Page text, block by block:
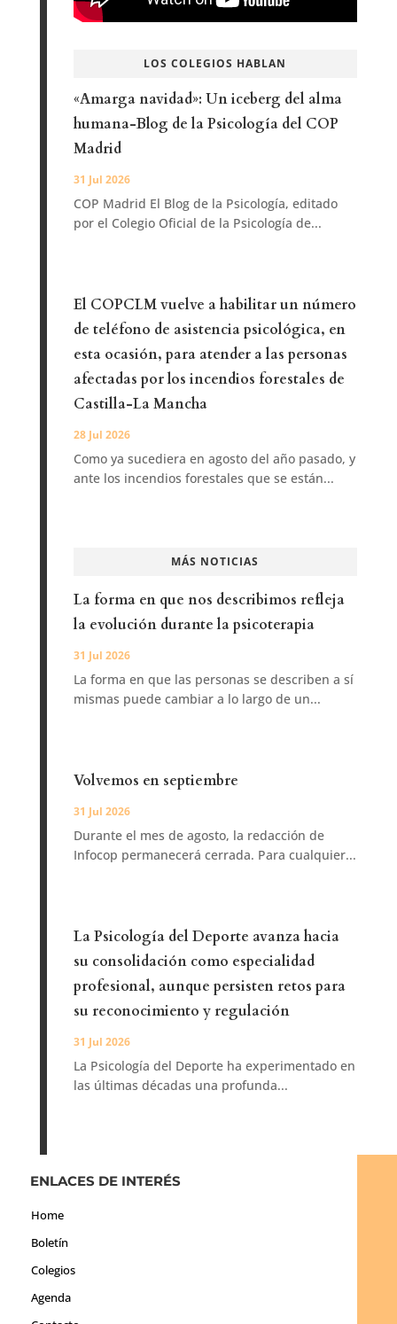
LOS COLEGIOS HABLAN
«Amarga navidad»: Un iceberg del alma
humana-Blog de la Psicología del COP
Madrid
31 Jul 2026
COP Madrid El Blog de la Psicología, editado
por el Colegio Oficial de la Psicología de...
El COPCLM vuelve a habilitar un número
de teléfono de asistencia psicológica, en
esta ocasión, para atender a las personas
afectadas por los incendios forestales de
Castilla-La Mancha
28 Jul 2026
Como ya sucediera en agosto del año pasado, y
ante los incendios forestales que se están...
MÁS NOTICIAS
La forma en que nos describimos refleja
la evolución durante la psicoterapia
31 Jul 2026
La forma en que las personas se describen a sí
mismas puede cambiar a lo largo de un...
Volvemos en septiembre
31 Jul 2026
Durante el mes de agosto, la redacción de
Infocop permanecerá cerrada. Para cualquier...
La Psicología del Deporte avanza hacia
su consolidación como especialidad
profesional, aunque persisten retos para
su reconocimiento y regulación
31 Jul 2026
La Psicología del Deporte ha experimentado en
las últimas décadas una profunda...
ENLACES DE INTERÉS
Home
Boletín
Colegios
Agenda